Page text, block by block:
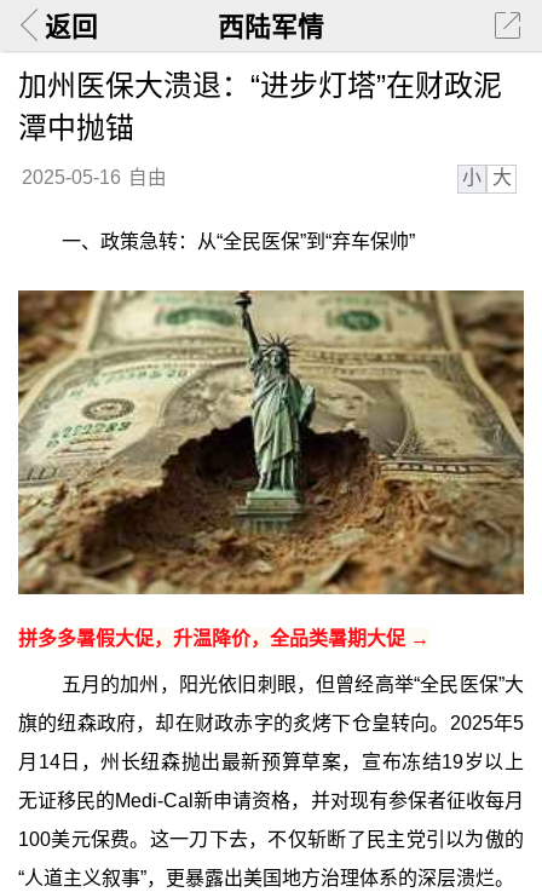
返回 西陆军情
加州医保大溃退：“进步灯塔”在财政泥
潭中抛锚
2025-05-16 自由 小 大
一、政策急转：从“全民医保”到“弃车保帅”
拼多多暑假大促，升温降价，全品类暑期大促 →
五月的加州，阳光依旧刺眼，但曾经高举“全民医保”大
旗的纽森政府，却在财政赤字的炙烤下仓皇转向。2025年5
月14日，州长纽森抛出最新预算草案，宣布冻结19岁以上
无证移民的Medi-Cal新申请资格，并对现有参保者征收每月
100美元保费。这一刀下去，不仅斩断了民主党引以为傲的
“人道主义叙事”，更暴露出美国地方治理体系的深层溃烂。